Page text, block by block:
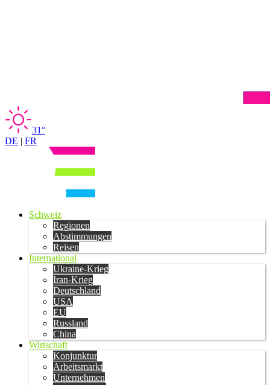
31°
DE | FR
Schweiz
Regionen
Abstimmungen
Reisen
International
Ukraine-Krieg
Iran-Krieg
Deutschland
USA
EU
Russland
China
Wirtschaft
Konjunktur
Arbeitsmarkt
Unternehmen